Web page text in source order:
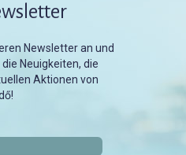
Newsletter an und
Neuigkeiten, die
Aktionen von